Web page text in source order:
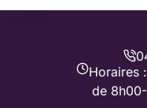
Horaires
de